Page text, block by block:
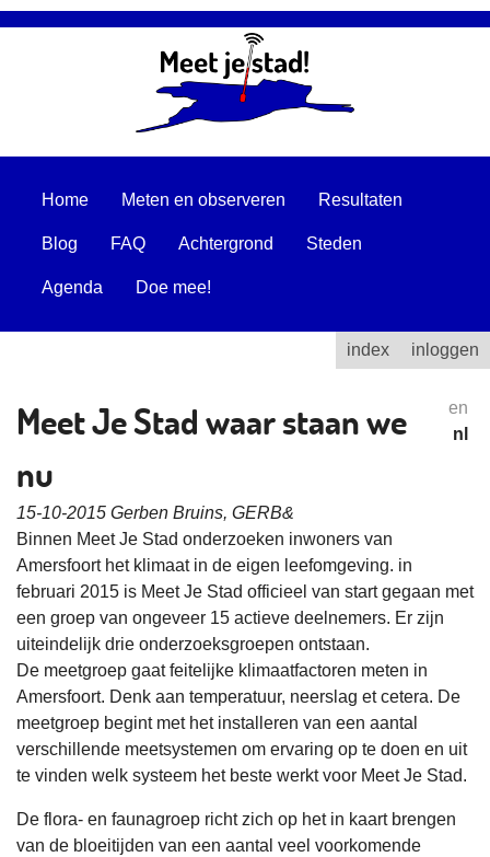
Home Meten en observeren Resultaten
Blog FAQ Achtergrond Steden
Agenda Doe mee!
index inloggen
Meet Je Stad waar staan we
nu
en
nl
15-10-2015 Gerben Bruins, GERB&
Binnen Meet Je Stad onderzoeken inwoners van
Amersfoort het klimaat in de eigen leefomgeving. in
februari 2015 is Meet Je Stad officieel van start gegaan met
een groep van ongeveer 15 actieve deelnemers. Er zijn
uiteindelijk drie onderzoeksgroepen ontstaan.
De meetgroep gaat feitelijke klimaatfactoren meten in
Amersfoort. Denk aan temperatuur, neerslag et cetera. De
meetgroep begint met het installeren van een aantal
verschillende meetsystemen om ervaring op te doen en uit
te vinden welk systeem het beste werkt voor Meet Je Stad.
De flora- en faunagroep richt zich op het in kaart brengen
van de bloeitijden van een aantal veel voorkomende